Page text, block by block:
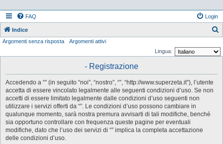
FAQ Login
Indice
Argomenti senza risposta
Argomenti attivi
Lingua:
- Registrazione
Accedendo a “” (in seguito “noi”, “nostro”, “”, “http://www.superzeta.it”), l’utente
accetta di essere vincolato legalmente alle seguenti condizioni d’uso. Se non
accetti di essere limitato legalmente dalle condizioni d’uso seguenti non
utilizzare i servizi offerti da “”. Le condizioni d’uso possono cambiare in
qualunque momento, sarà nostra premura avvisarti di tali modifiche, benché
sia opportuno controllare con frequenza queste pagine per eventuali
modifiche, dato che l’uso dei servizi di “” implica la completa accettazione
delle condizioni d’uso.